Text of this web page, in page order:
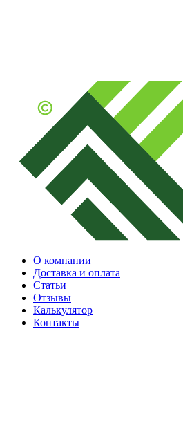
О компании
Доставка и оплата
Статьи
Отзывы
Калькулятор
Контакты